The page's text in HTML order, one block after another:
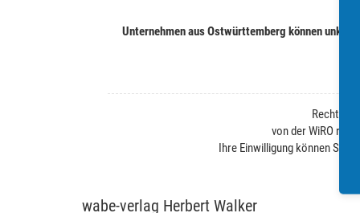
Unternehmen aus Ostwürttemberg können
von der WiRO
Ihre Einwilligung können Sie
wabe-verlag Herbert Walker